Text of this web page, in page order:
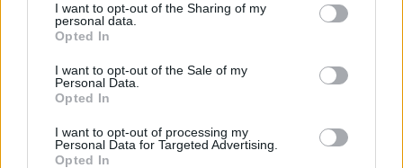
I want to opt-out of the Sharing of my
personal data.
Opted In
I want to opt-out of the Sale of my
Personal Data.
Opted In
I want to opt-out of processing my
Personal Data for Targeted Advertising.
Opted In
incluía ninguna opción de referéndum”, apunta.
especialmente de Rusia, fue intensa. Solo Francia
parecía apoyar esa versión inicial. Finalmente,
Estados Unidos retrocedió hacia su posición
tradicional, pidiendouna extensión de Minurso